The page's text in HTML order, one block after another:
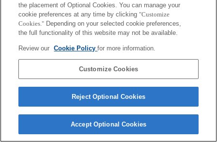
ご利用条件 プライバシーポリシー
Copyright 2026 Sony Corporation
the placement of Optional Cookies. You can manage your
cookie preferences at any time by clicking "Customize
Cookies." Depending on your selected cookie preferences,
the full functionality of this website may not be available.
Review our Cookie Policyfor more information.
Customize Cookies
Reject Optional Cookies
Accept Optional Cookies